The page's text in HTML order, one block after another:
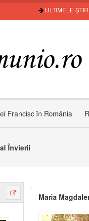
ULTIMELE
Francisc în România
Învierii
Maria